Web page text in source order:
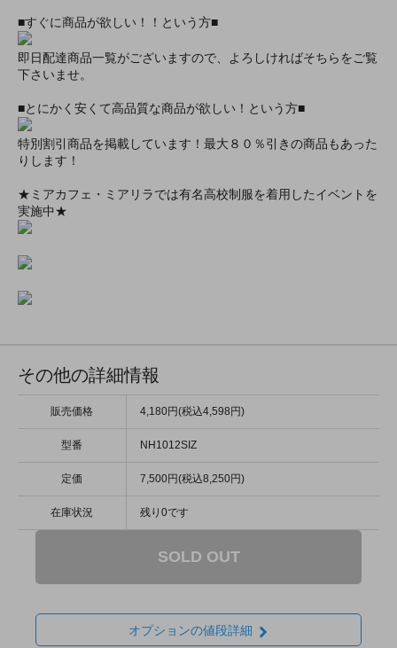
■すぐに商品が欲しい！！という方■
即日配達商品一覧がございますので、よろしければそちらをご覧
下さいませ。
■とにかく安くて高品質な商品が欲しい！という方■
特別割引商品を掲載しています！最大８０％引きの商品もあった
りします！
★ミアカフェ・ミアリラでは有名高校制服を着用したイベントを
実施中★
その他の詳細情報
販売価格 4,180円(税込4,598円)
型番 NH1012SIZ
定価 7,500円(税込8,250円)
在庫状況 残り0です
SOLD OUT
オプションの値段詳細